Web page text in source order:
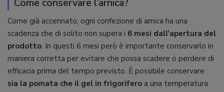
Come conservare l’arnica?
Come già accennato, ogni confezione di arnica ha una
scadenza che di solito non supera i 6 mesi dall’apertura del
prodotto. In questi 6 mesi però è importante conservarlo in
maniera corretta per evitare che possa scadere o perdere di
efficacia prima del tempo previsto. È possibile conservare
sia la pomata che il gel in frigorifero a una temperatura